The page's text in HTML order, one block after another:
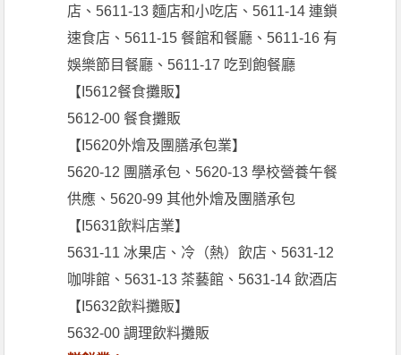
店、5611-13 麵店和小吃店、5611-14 連鎖
速食店、5611-15 餐館和餐廳、5611-16 有
娛樂節目餐廳、5611-17 吃到飽餐廳
【I5612餐食攤販】
5612-00 餐食攤販
【I5620外燴及團膳承包業】
5620-12 團膳承包、5620-13 學校營養午餐
供應、5620-99 其他外燴及團膳承包
【I5631飲料店業】
5631-11 冰果店、冷（熱）飲店、5631-12
咖啡館、5631-13 茶藝館、5631-14 飲酒店
【I5632飲料攤販】
5632-00 調理飲料攤販